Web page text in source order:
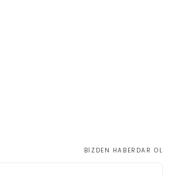
BIZDEN HABERDAR OL